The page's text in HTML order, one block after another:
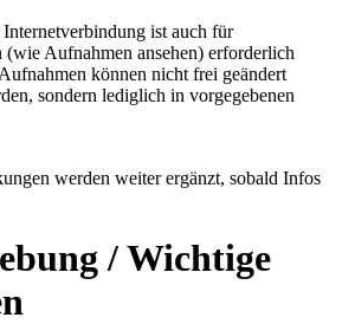
ist auch für
(wie Aufnahmen ansehen) erforderlich
können nicht frei geändert
sondern lediglich in vorgegebenen
werden weiter ergänzt, sobald Infos
/ Wichtige